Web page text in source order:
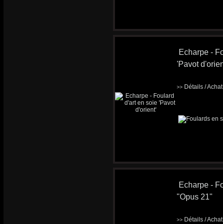
Echarpe -
'Pavot
>> Détails /
Echarpe -
"Opus 21"
>> Détails /